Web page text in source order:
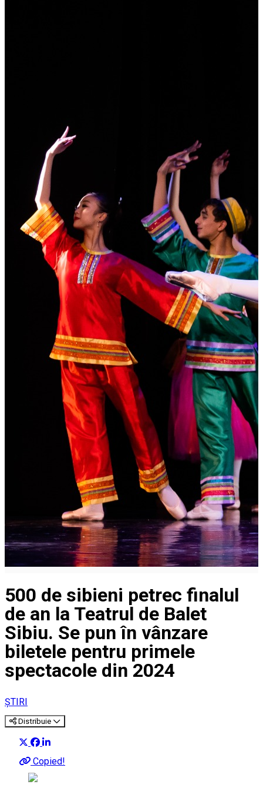
500 de sibieni petrec finalul
de an la Teatrul de Balet
Sibiu. Se pun în vânzare
biletele pentru primele
spectacole din 2024
ȘTIRI
Distribuie
Copied!